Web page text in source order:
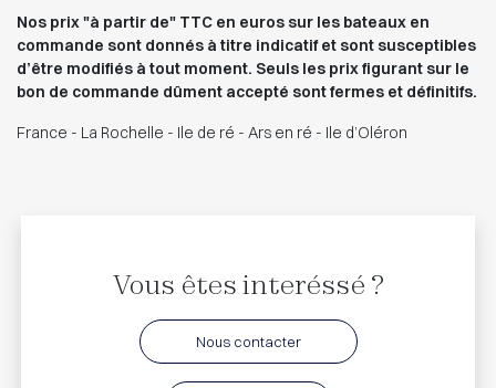
Nos prix "à partir de" TTC en euros sur les bateaux en
commande sont donnés à titre indicatif et sont susceptibles
d’être modifiés à tout moment. Seuls les prix figurant sur le
bon de commande dûment accepté sont fermes et définitifs.
France - La Rochelle - Ile de ré - Ars en ré - Ile d’Oléron
Vous êtes interéssé ?
Nous contacter